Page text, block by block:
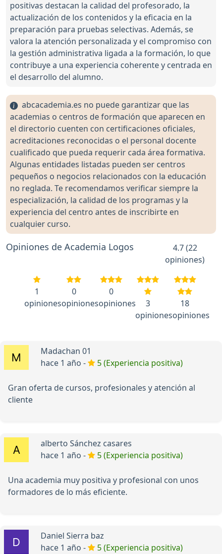
positivas destacan la calidad del profesorado, la
actualización de los contenidos y la eficacia en la
preparación para pruebas selectivas. Además, se
valora la atención personalizada y el compromiso con
la gestión administrativa ligada a la formación, lo que
contribuye a una experiencia coherente y centrada en
el desarrollo del alumno.
abcacademia.es no puede garantizar que las
academias o centros de formación que aparecen en
el directorio cuenten con certificaciones oficiales,
acreditaciones reconocidas o el personal docente
cualificado que pueda requerir cada área formativa.
Algunas entidades listadas pueden ser centros
pequeños o negocios relacionados con la educación
no reglada. Te recomendamos verificar siempre la
especialización, la calidad de los programas y la
experiencia del centro antes de inscribirte en
cualquier curso.
Opiniones de Academia Logos
4.7 (22
opiniones)
1
opiniones
0
opiniones
0
opiniones
3
opiniones
18
opiniones
Madachan 01
hace 1 año -
5 (Experiencia positiva)
Gran oferta de cursos, profesionales y atención al
cliente
alberto Sánchez casares
hace 1 año -
5 (Experiencia positiva)
Una academia muy positiva y profesional con unos
formadores de lo más eficiente.
Daniel Sierra baz
hace 1 año -
5 (Experiencia positiva)